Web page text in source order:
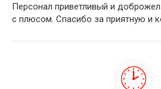
Персонал приветливый и
с плюсом. Спасибо за приятную и